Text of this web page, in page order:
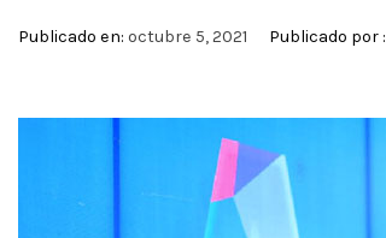
Publicado en: octubre 5, 2021 Publicado por :